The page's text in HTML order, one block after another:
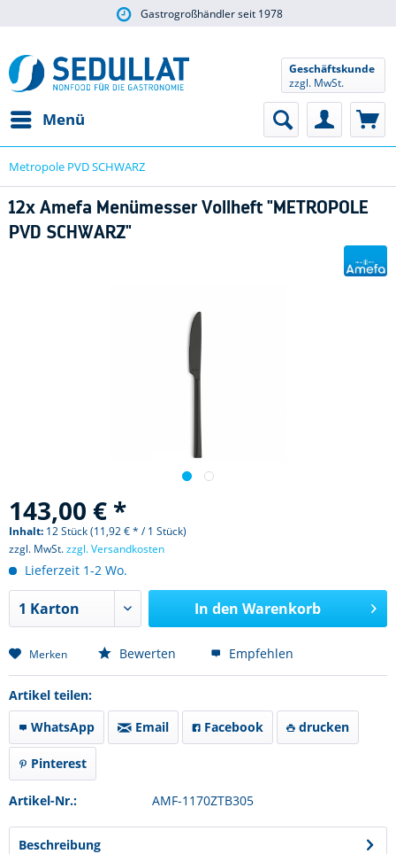
Gastrogroßhändler seit 1978
Menü
Geschäftskunde
zzgl. MwSt.
Metropole PVD SCHWARZ
12x Amefa Menümesser Vollheft "METROPOLE
PVD SCHWARZ"
143,00 € *
Inhalt: 12 Stück (11,92 € * / 1 Stück)
zzgl. MwSt.zzgl. Versandkosten
Lieferzeit 1-2 Wo.
In den Warenkorb
Merken Bewerten Empfehlen
Artikel teilen:
WhatsApp
Email Facebook drucken
Pinterest
Artikel-Nr.: AMF-1170ZTB305
Beschreibung